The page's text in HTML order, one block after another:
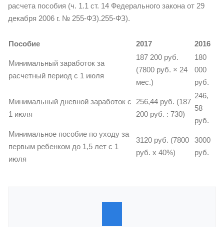
расчета пособия (ч. 1.1 ст. 14 Федерального закона от 29
декабря 2006 г. № 255-ФЗ).255-ФЗ).
Пособие 2017 2016
Минимальный заработок за
расчетный период с 1 июля
187 200 руб.
(7800 руб. × 24
мес.)
180
000
руб.
Минимальный дневной заработок с
1 июля
256,44 руб. (187
200 руб. : 730)
246,
58
руб.
Минимальное пособие по уходу за
первым ребенком до 1,5 лет с 1
июля
3120 руб. (7800
руб. х 40%)
3000
руб.